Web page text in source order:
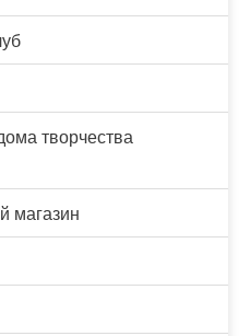
творчества
магазин